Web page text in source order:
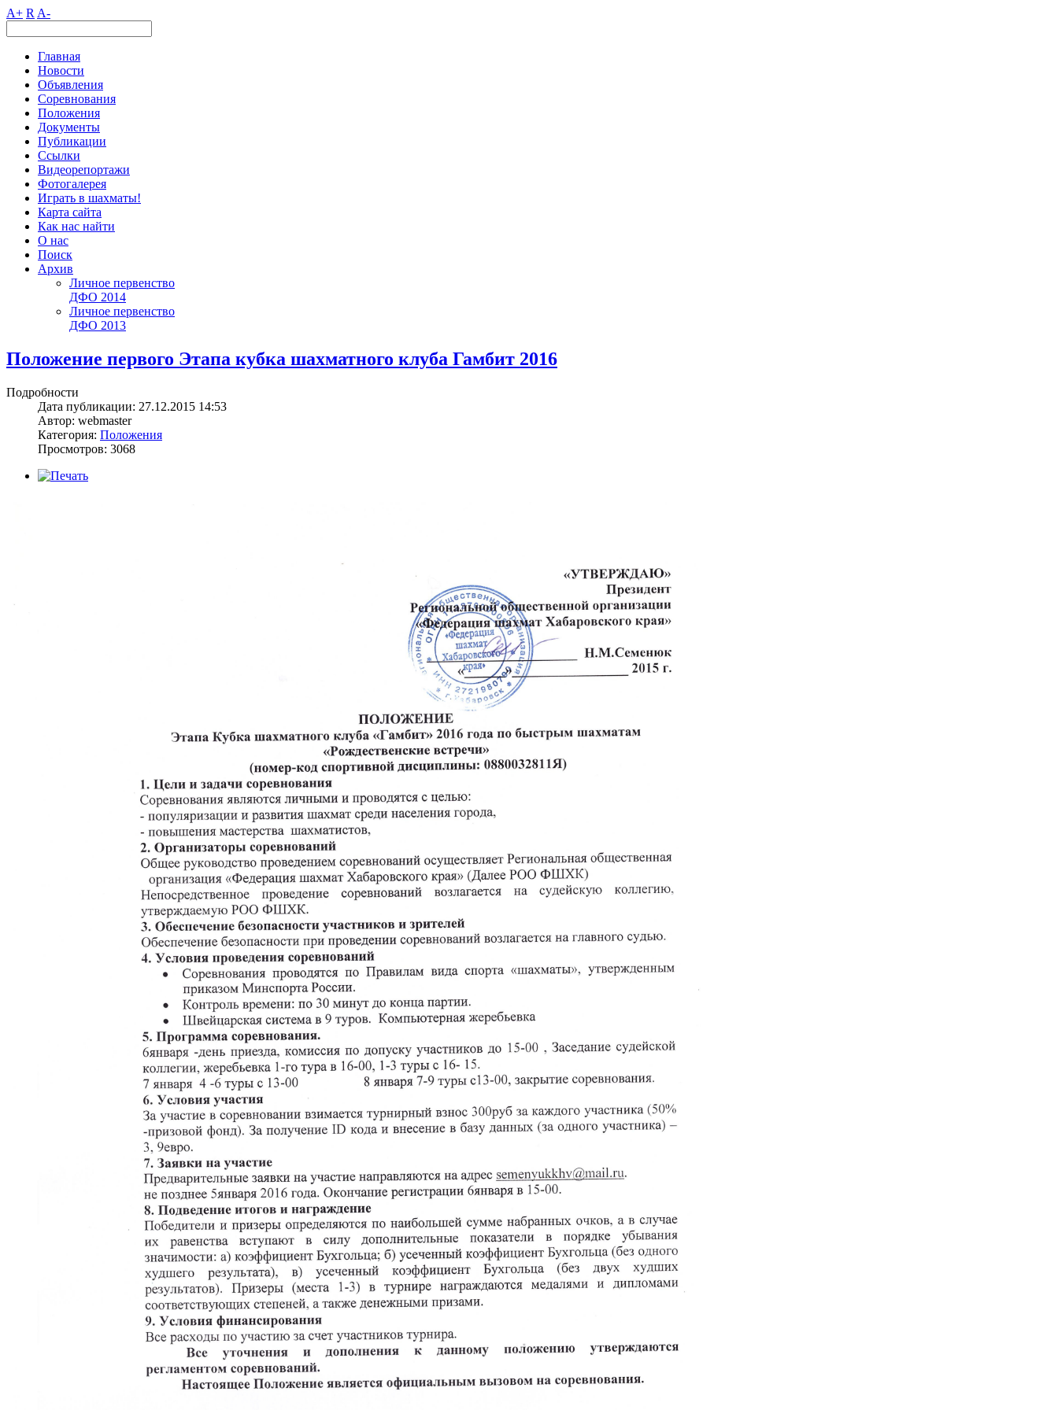
A+ R A-
Главная
Новости
Объявления
Соревнования
Положения
Документы
Публикации
Ссылки
Видеорепортажи
Фотогалерея
Играть в шахматы!
Карта сайта
Как нас найти
О нас
Поиск
Архив
Личное первенство
ДФО 2014
Личное первенство
ДФО 2013
Положение первого Этапа кубка шахматного клуба Гамбит 2016
Подробности
Дата публикации: 27.12.2015 14:53
Автор: webmaster
Категория: Положения
Просмотров: 3068